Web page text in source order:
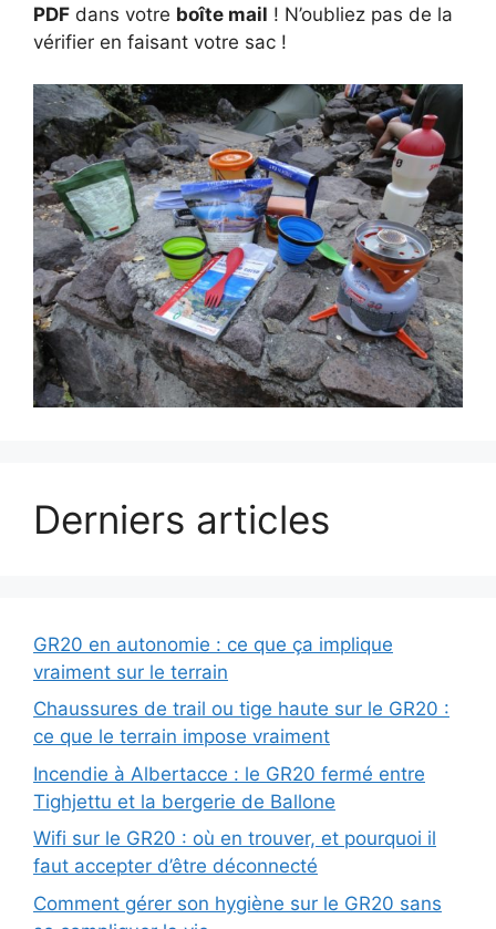
PDF dans votre boîte mail ! N’oubliez pas de la
vérifier en faisant votre sac !
Derniers articles
GR20 en autonomie : ce que ça implique
vraiment sur le terrain
Chaussures de trail ou tige haute sur le GR20 :
ce que le terrain impose vraiment
Incendie à Albertacce : le GR20 fermé entre
Tighjettu et la bergerie de Ballone
Wifi sur le GR20 : où en trouver, et pourquoi il
faut accepter d’être déconnecté
Comment gérer son hygiène sur le GR20 sans